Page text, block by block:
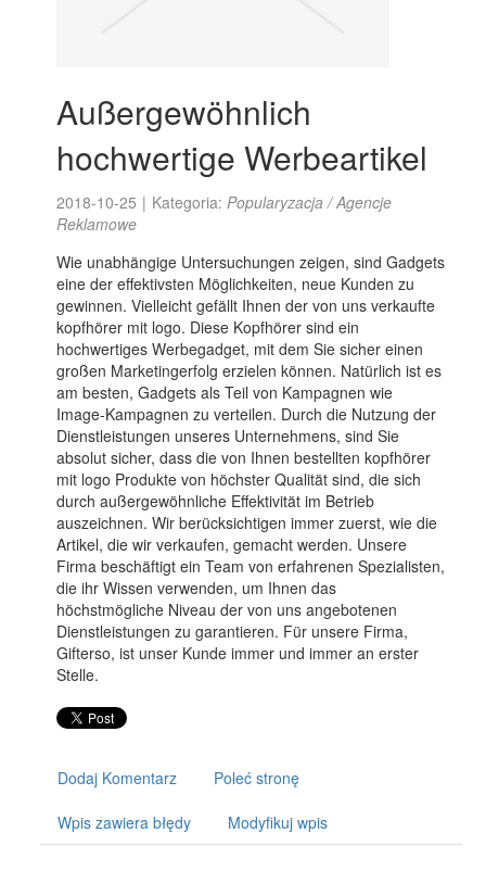
Außergewöhnlich
hochwertige Werbeartikel
2018-10-25 | Kategoria:Popularyzacja / Agencje
Reklamowe
Wie unabhängige Untersuchungen zeigen, sind Gadgets
eine der effektivsten Möglichkeiten, neue Kunden zu
gewinnen. Vielleicht gefällt Ihnen der von uns verkaufte
kopfhörer mit logo. Diese Kopfhörer sind ein
hochwertiges Werbegadget, mit dem Sie sicher einen
großen Marketingerfolg erzielen können. Natürlich ist es
am besten, Gadgets als Teil von Kampagnen wie
Image-Kampagnen zu verteilen. Durch die Nutzung der
Dienstleistungen unseres Unternehmens, sind Sie
absolut sicher, dass die von Ihnen bestellten kopfhörer
mit logo Produkte von höchster Qualität sind, die sich
durch außergewöhnliche Effektivität im Betrieb
auszeichnen. Wir berücksichtigen immer zuerst, wie die
Artikel, die wir verkaufen, gemacht werden. Unsere
Firma beschäftigt ein Team von erfahrenen Spezialisten,
die ihr Wissen verwenden, um Ihnen das
höchstmögliche Niveau der von uns angebotenen
Dienstleistungen zu garantieren. Für unsere Firma,
Gifterso, ist unser Kunde immer und immer an erster
Stelle.
Dodaj Komentarz Poleć stronę
Wpis zawiera błędy Modyfikuj wpis